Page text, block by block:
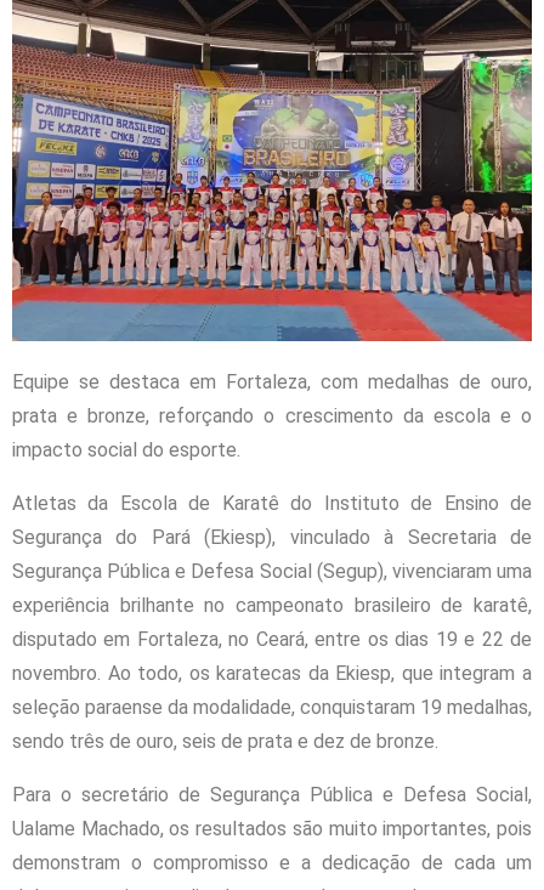
Equipe se destaca em Fortaleza, com medalhas de ouro,
prata e bronze, reforçando o crescimento da escola e o
impacto social do esporte.
Atletas da Escola de Karatê do Instituto de Ensino de
Segurança do Pará (Ekiesp), vinculado à Secretaria de
Segurança Pública e Defesa Social (Segup), vivenciaram uma
experiência brilhante no campeonato brasileiro de karatê,
disputado em Fortaleza, no Ceará, entre os dias 19 e 22 de
novembro. Ao todo, os karatecas da Ekiesp, que integram a
seleção paraense da modalidade, conquistaram 19 medalhas,
sendo três de ouro, seis de prata e dez de bronze.
Para o secretário de Segurança Pública e Defesa Social,
Ualame Machado, os resultados são muito importantes, pois
demonstram o compromisso e a dedicação de cada um